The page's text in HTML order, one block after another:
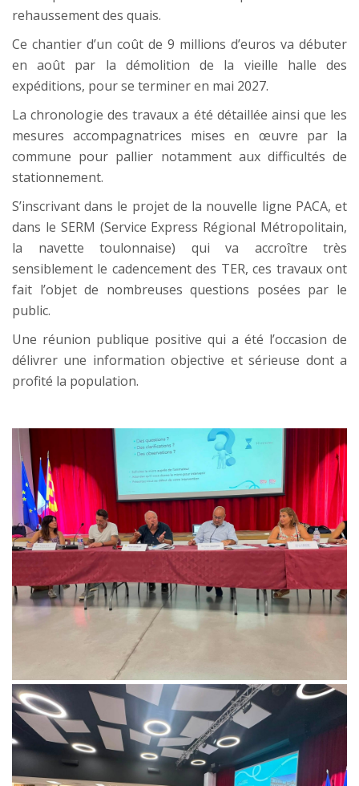
rehaussement des quais.
Ce chantier d’un coût de 9 millions d’euros va débuter
en août par la démolition de la vieille halle des
expéditions, pour se terminer en mai 2027.
La chronologie des travaux a été détaillée ainsi que les
mesures accompagnatrices mises en œuvre par la
commune pour pallier notamment aux difficultés de
stationnement.
S’inscrivant dans le projet de la nouvelle ligne PACA, et
dans le SERM (Service Express Régional Métropolitain,
la navette toulonnaise) qui va accroître très
sensiblement le cadencement des TER, ces travaux ont
fait l’objet de nombreuses questions posées par le
public.
Une réunion publique positive qui a été l’occasion de
délivrer une information objective et sérieuse dont a
profité la population.